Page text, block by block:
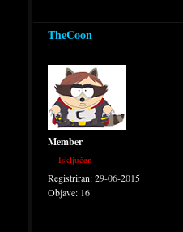
TheCoon
Member
Isključen
Registriran:29-06-2015
Objave: 16